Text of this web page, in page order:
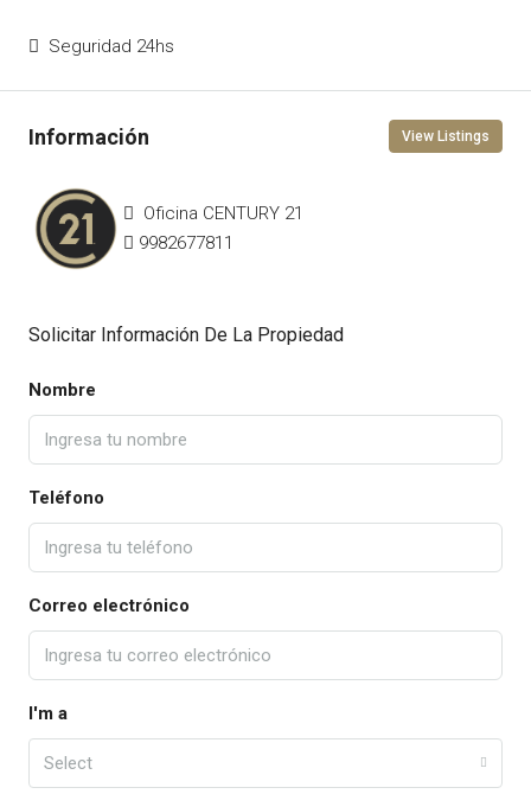
Seguridad 24hs
View Listings
Oficina CENTURY 21
9982677811
Solicitar Información De La Propiedad
Nombre
Teléfono
Correo electrónico
I'm a
Select